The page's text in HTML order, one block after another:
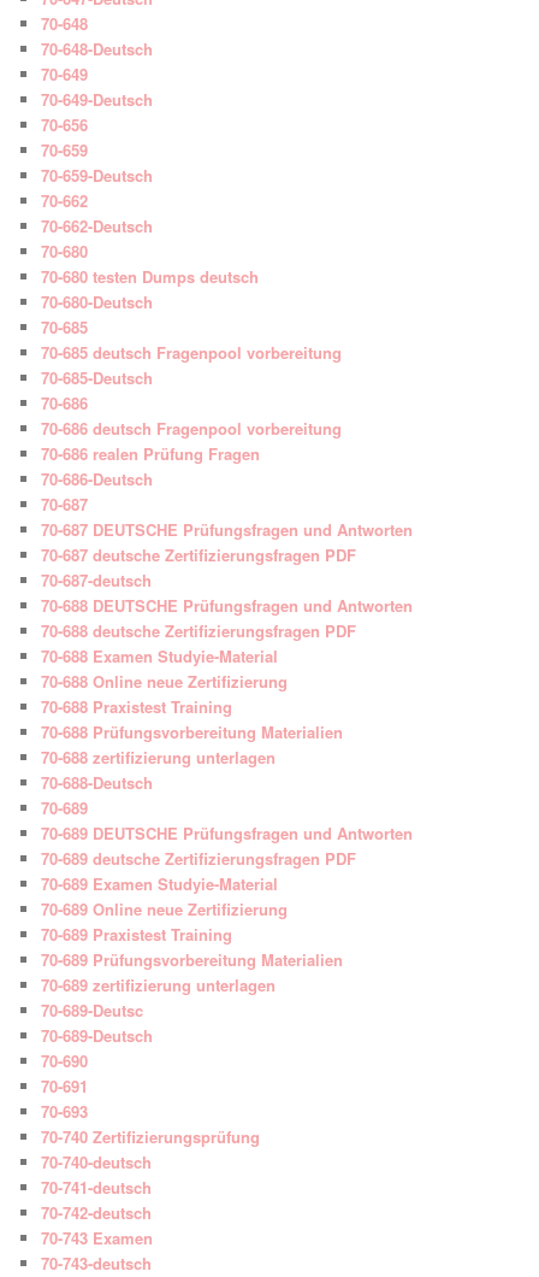
70-648
70-648-Deutsch
70-649
70-649-Deutsch
70-656
70-659
70-659-Deutsch
70-662
70-662-Deutsch
70-680
70-680 testen Dumps deutsch
70-680-Deutsch
70-685
70-685 deutsch Fragenpool vorbereitung
70-685-Deutsch
70-686
70-686 deutsch Fragenpool vorbereitung
70-686 realen Prüfung Fragen
70-686-Deutsch
70-687
70-687 DEUTSCHE Prüfungsfragen und Antworten
70-687 deutsche Zertifizierungsfragen PDF
70-687-deutsch
70-688 DEUTSCHE Prüfungsfragen und Antworten
70-688 deutsche Zertifizierungsfragen PDF
70-688 Examen Studyie-Material
70-688 Online neue Zertifizierung
70-688 Praxistest Training
70-688 Prüfungsvorbereitung Materialien
70-688 zertifizierung unterlagen
70-688-Deutsch
70-689
70-689 DEUTSCHE Prüfungsfragen und Antworten
70-689 deutsche Zertifizierungsfragen PDF
70-689 Examen Studyie-Material
70-689 Online neue Zertifizierung
70-689 Praxistest Training
70-689 Prüfungsvorbereitung Materialien
70-689 zertifizierung unterlagen
70-689-Deutsc
70-689-Deutsch
70-690
70-691
70-693
70-740 Zertifizierungsprüfung
70-740-deutsch
70-741-deutsch
70-742-deutsch
70-743 Examen
70-743-deutsch